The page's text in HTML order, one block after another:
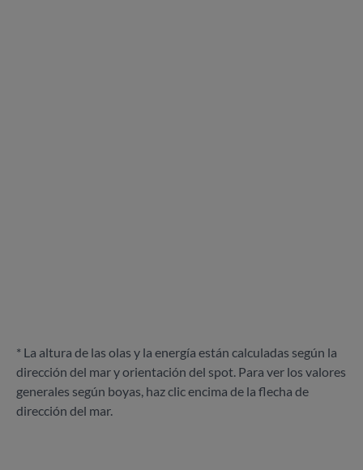
* La altura de las olas y la energía están calculadas según la
dirección del mar y orientación del spot. Para ver los valores
generales según boyas, haz clic encima de la flecha de
dirección del mar.